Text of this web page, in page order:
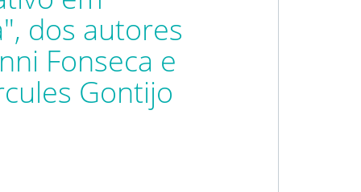
dos autores
Fonseca e
Gontijo